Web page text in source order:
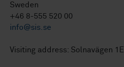
Sweden
+46 8-555 520 00
info@sis.se
Visiting address: Solnavägen